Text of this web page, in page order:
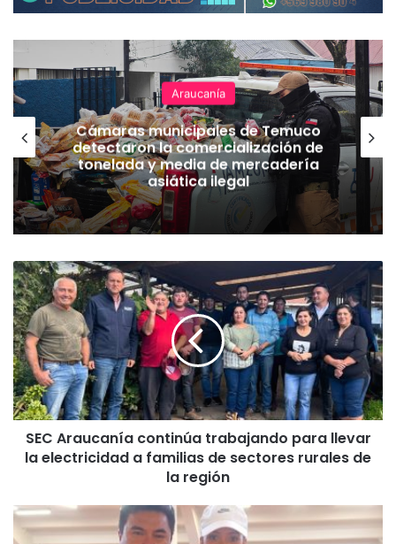
Araucanía
Cámaras municipales de Temuco
detectaron la comercialización de
tonelada y media de mercadería
asiática ilegal
S
E
C
A
r
a
u
c
a
o
SEC Araucanía continúa trabajando para llevar
la electricidad a familias de sectores rurales de
la región
E